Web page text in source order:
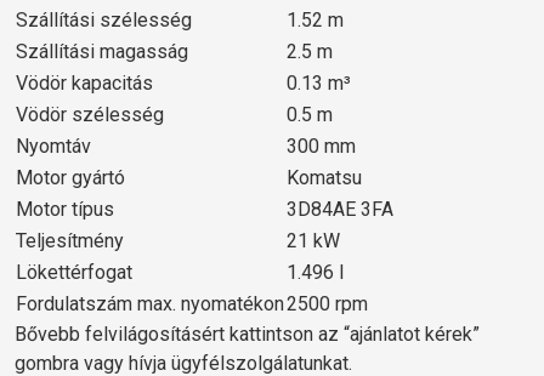
Szállítási szélesség
1.52 m
Szállítási magasság
2.5 m
Vödör kapacitás
0.13 m³
Vödör szélesség
0.5 m
Nyomtáv
300 mm
Motor gyártó
Komatsu
Motor típus
3D84AE 3FA
Teljesítmény
21 kW
Lökettérfogat
1.496 l
Fordulatszám max. nyomatékon2500 rpm
Bővebb felvilágosításért kattintson az “ajánlatot kérek”
gombra vagy hívja ügyfélszolgálatunkat.